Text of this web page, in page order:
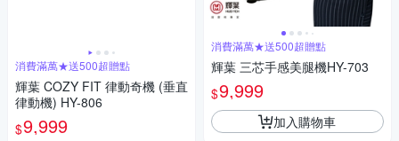
消費滿萬★送500超贈點
輝葉 COZY FIT 律動奇機 (垂直
律動機) HY-806
$9,999
消費滿萬★送500超贈點
輝葉 三芯手感美腿機HY-703
$9,999
加入購物車